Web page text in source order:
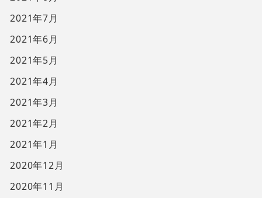
2021年7月
2021年6月
2021年5月
2021年4月
2021年3月
2021年2月
2021年1月
2020年12月
2020年11月